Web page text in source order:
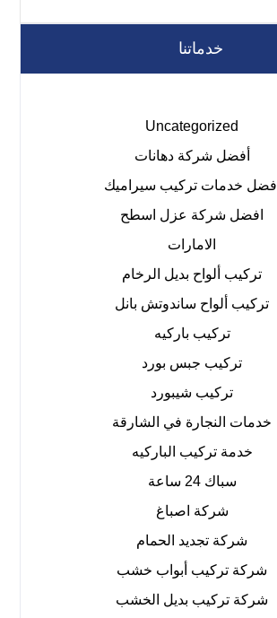
خدماتنا
Uncategorized
أفضل شركة دهانات
افضل خدمات تركيب سيراميك
افضل شركة عزل اسطح
الامارات
تركيب ألواح بديل الرخام
تركيب ألواح ساندوتش بانل
تركيب باركيه
تركيب جبس بورد
تركيب شيبورد
خدمات النجارة في الشارقة
خدمة تركيب الباركيه
سباك 24 ساعة
شركة اصباغ
شركة تجديد الحمام
شركة تركيب أبواب خشب
شركة تركيب بديل الخشب